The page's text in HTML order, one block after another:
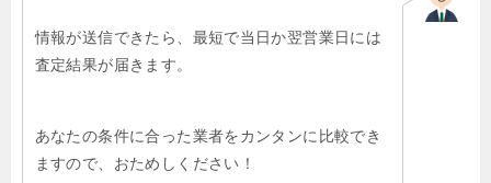
情報が送信できたら、最短で当日か翌営業日には
査定結果が届きます。
あなたの条件に合った業者をカンタンに比較でき
ますので、おためしください！